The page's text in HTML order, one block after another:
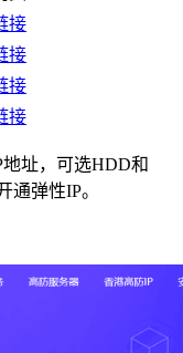
接
接
接
接
址，可选HDD和
通弹性IP。